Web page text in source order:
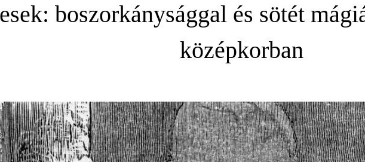
boszorkánysággal és sötét
középkorban